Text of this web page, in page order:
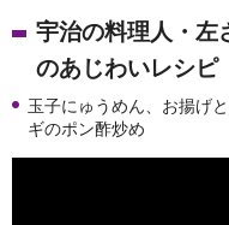
宇治の料理人・左
のあじわいレシピ
玉子にゅうめん、お揚げ
ギのポン酢炒め